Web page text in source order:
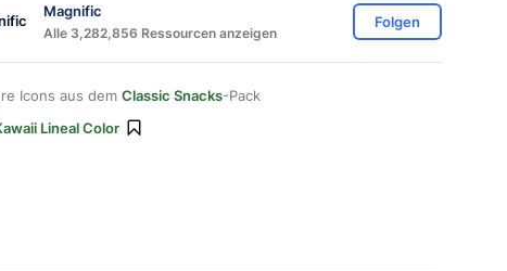
Magnific
Alle 3,282,856 Ressourcen anzeigen
Folgen
Icons aus dem Classic Snacks-Pack
Lineal Color